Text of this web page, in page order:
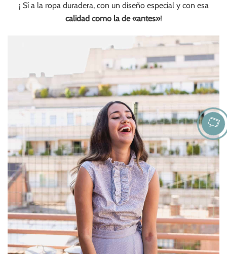
¡ Sí a la ropa duradera, con un diseño especial y con esa
calidad como la de «antes»!